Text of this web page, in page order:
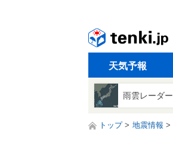
天気予報
雨雲レーダー
トップ 地震情報